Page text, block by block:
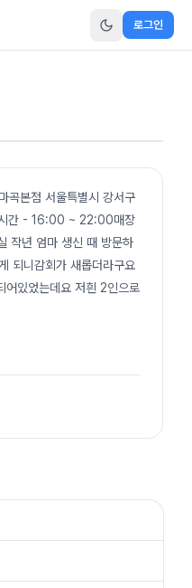
로그인
곡본점 서울특별시 강서구
시간 - 16:00 ~ 22:00매장
작년 엄마 생신 때 방문하
되니감회가 새롭더라구요
어있었는데요 저흰 2인으로